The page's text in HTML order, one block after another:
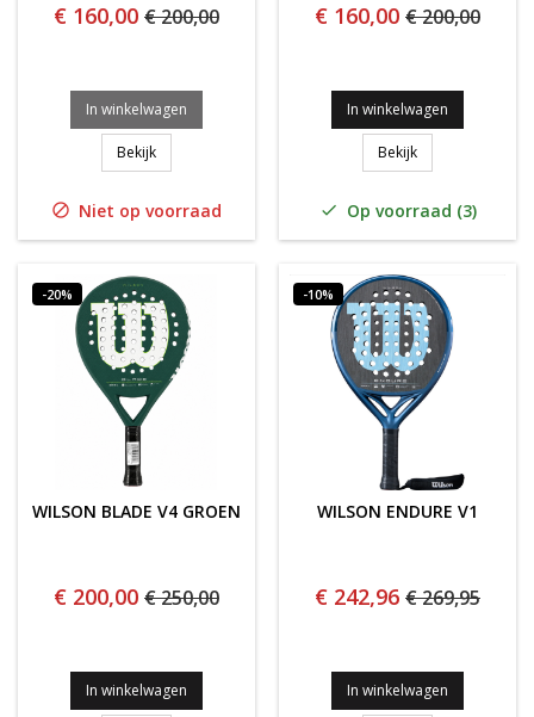
€ 160,00 € 200,00
In winkelwagen
BekijkWILSON BLADE LS V4 ROZE
 Niet op voorraad
€ 160,00 € 200,00
In winkelwagen
BekijkWILSON BLADE
 Op voorraad (3)
-20%
WILSON BLADE V4 GROEN
€ 200,00 € 250,00
In winkelwagen
-10%
WILSON ENDURE V1
€ 242,96 € 269,95
In winkelwagen